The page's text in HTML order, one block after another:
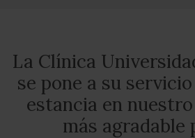
La Clínica
se pone a su
estancia en
más agradable